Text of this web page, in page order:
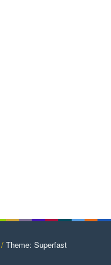
/ Theme: Superfast